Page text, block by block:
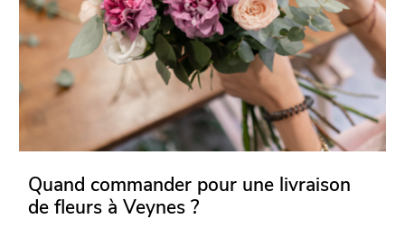
Quand commander pour une livraison
de fleurs à Veynes ?